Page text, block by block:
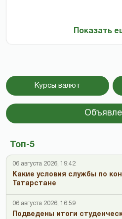
Показать
Курсы валют
Топ-5
06 августа 2026, 19:42
Какие условия службы по
Татарстане
06 августа 2026, 16:59
Подведены итоги